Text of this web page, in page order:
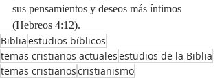
sus pensamientos y deseos más íntimos
(Hebreos 4:12).
Bibliaestudios bíblicos
temas cristianos actualesestudios de la Biblia
temas cristianoscristianismo